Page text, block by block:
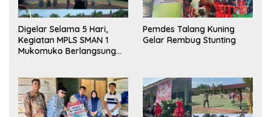
Digelar Selama 5 Hari,
Kegiatan MPLS SMAN 1
Mukomuko Berlangsung
Pemdes Talang Kuning
Gelar Rembug Stunting